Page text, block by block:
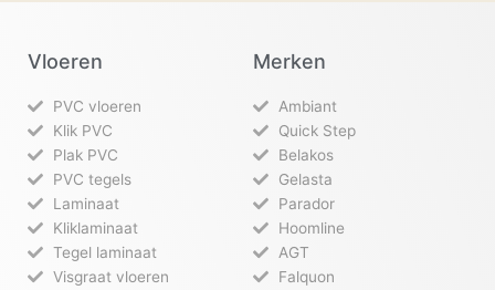
Vloeren
PVC vloeren
Klik PVC
Plak PVC
PVC tegels
Laminaat
Kliklaminaat
Tegel laminaat
Visgraat vloeren
Merken
Ambiant
Quick Step
Belakos
Gelasta
Parador
Hoomline
AGT
Falquon